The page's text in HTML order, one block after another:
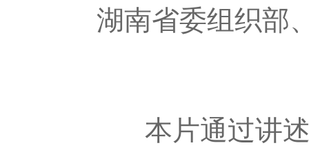
湖南省委组织部
本片通过讲述